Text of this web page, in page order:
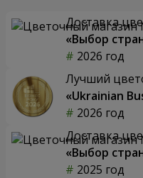
Доставка
«Выбор
2026 год
Лучший
«Ukrainian
2026 год
Доставка
«Выбор
2025 год